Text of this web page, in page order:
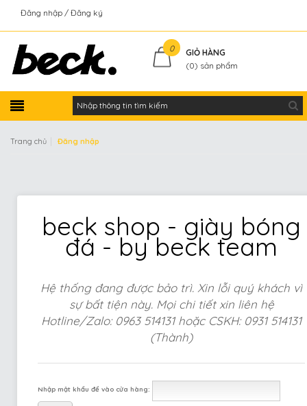
Đăng nhập Đăng ký
0
GIỎ HÀNG
(0) sản phẩm
Trang chủ Đăng nhập
beck shop - giày bóng
đá - by beck team
Hệ thống đang được bảo trì. Xin lỗi quý khách vì
sự bất tiện này. Mọi chi tiết xin liên hệ
Hotline/Zalo: 0963 514131 hoặc CSKH: 0931 514131
(Thành)
Nhập mật khẩu để vào cửa hàng: